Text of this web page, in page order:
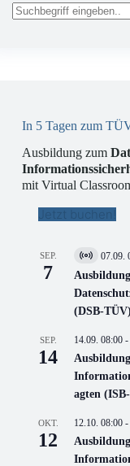
In 5 Tagen zum
Ausbildung zum
mit Virtual
Jetzt buchen!
SEP.
7
V
i
t
u
l
V
e
r
n
s
t
a
07.09.
(DSB-TÜV)
SEP.
14
14.09. 08:00 -
agten
OKT.
12
12.10. 08:00 -